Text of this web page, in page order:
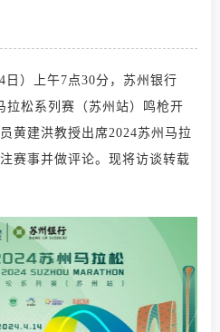
日）上午7点30分，苏州银行
拉松系列赛（苏州站）鸣枪开
黄建洪教授出席2024苏州马拉
赛事并做评论。现将访谈转载